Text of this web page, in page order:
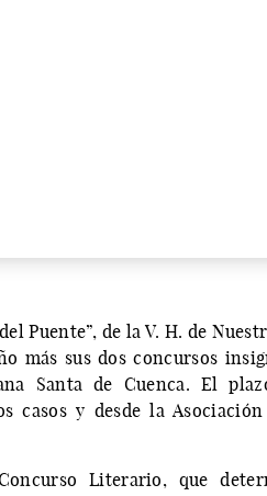
Puente”, de la V. H. de
más sus dos concursos
Santa de Cuenca. El
casos y desde la
Literario, que